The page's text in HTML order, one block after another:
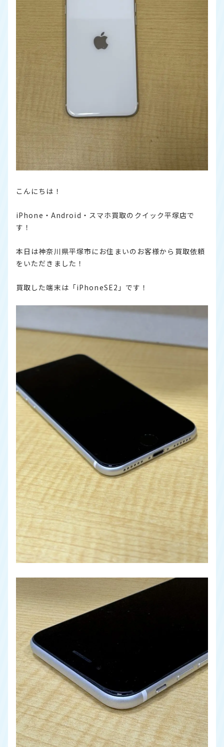
こんにちは！
iPhone・Android・スマホ買取のクイック平塚店で
す！
本日は神奈川県平塚市にお住まいのお客様から買取依頼
をいただきました！
買取した端末は「iPhoneSE2」です！